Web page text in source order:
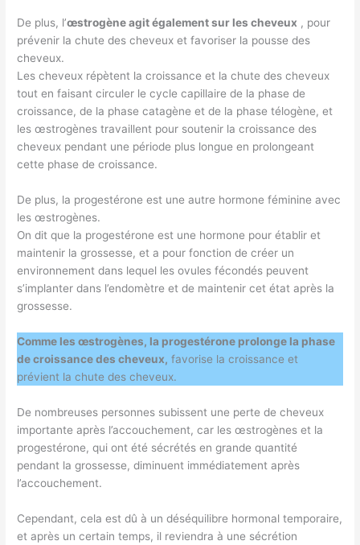
De plus, l’œstrogène agit également sur les cheveux , pour
prévenir la chute des cheveux et favoriser la pousse des
cheveux.
Les cheveux répètent la croissance et la chute des cheveux
tout en faisant circuler le cycle capillaire de la phase de
croissance, de la phase catagène et de la phase télogène, et
les œstrogènes travaillent pour soutenir la croissance des
cheveux pendant une période plus longue en prolongeant
cette phase de croissance.
De plus, la progestérone est une autre hormone féminine avec
les œstrogènes.
On dit que la progestérone est une hormone pour établir et
maintenir la grossesse, et a pour fonction de créer un
environnement dans lequel les ovules fécondés peuvent
s’implanter dans l’endomètre et de maintenir cet état après la
grossesse.
Comme les œstrogènes, la progestérone prolonge la phase
de croissance des cheveux, favorise la croissance et
prévient la chute des cheveux.
De nombreuses personnes subissent une perte de cheveux
importante après l’accouchement, car les œstrogènes et la
progestérone, qui ont été sécrétés en grande quantité
pendant la grossesse, diminuent immédiatement après
l’accouchement.
Cependant, cela est dû à un déséquilibre hormonal temporaire,
et après un certain temps, il reviendra à une sécrétion